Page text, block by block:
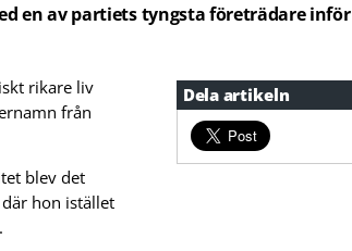
en av partiets tyngsta företrädare inför
Dela artikeln
rikare liv
från
blev det
där hon istället